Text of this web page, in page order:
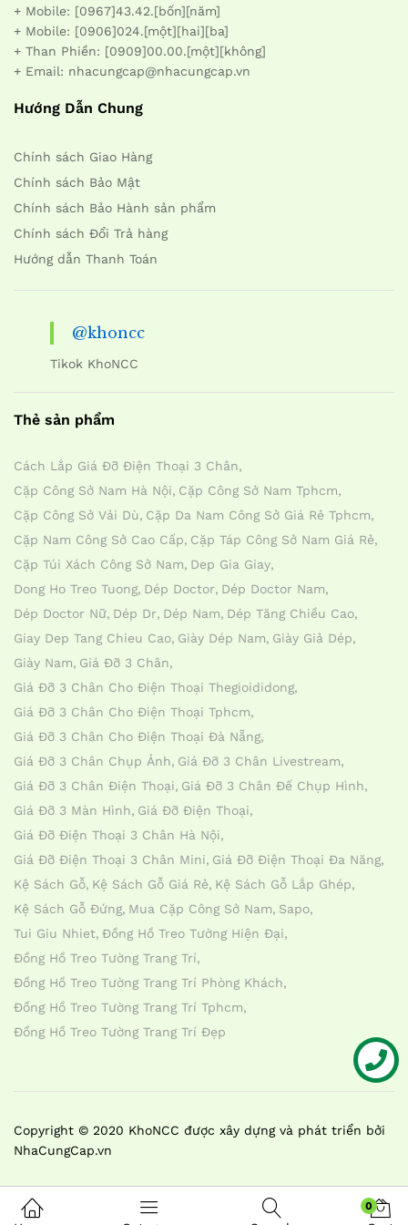
+ Mobile: [0967]43.42.[bốn][năm]
+ Mobile: [0906]024.[một][hai][ba]
+ Than Phiền: [0909]00.00.[một][không]
+ Email: nhacungcap@nhacungcap.vn
Hướng Dẫn Chung
Chính sách Giao Hàng
Chính sách Bảo Mật
Chính sách Bảo Hành sản phẩm
Chính sách Đổi Trả hàng
Hướng dẫn Thanh Toán
@khoncc
Tikok KhoNCC
Thẻ sản phẩm
Cách Lắp Giá Đỡ Điện Thoại 3 Chân
Cặp Công Sở Nam Hà Nội Cặp Công Sở Nam Tphcm
Cặp Công Sở Vải Dù Cặp Da Nam Công Sở Giá Rẻ Tphcm
Cặp Nam Công Sở Cao Cấp Cặp Táp Công Sở Nam Giá Rẻ
Cặp Túi Xách Công Sở Nam Dep Gia Giay
Dong Ho Treo Tuong Dép Doctor Dép Doctor Nam
Dép Doctor Nữ Dép Dr Dép Nam Dép Tăng Chiều Cao
Giay Dep Tang Chieu Cao Giày Dép Nam Giày Giả Dép
Giày Nam Giá Đỡ 3 Chân
Giá Đỡ 3 Chân Cho Điện Thoại Thegioididong
Giá Đỡ 3 Chân Cho Điện Thoại Tphcm
Giá Đỡ 3 Chân Cho Điện Thoại Đà Nẵng
Giá Đỡ 3 Chân Chụp Ảnh Giá Đỡ 3 Chân Livestream
Giá Đỡ 3 Chân Điện Thoại Giá Đỡ 3 Chân Đế Chụp Hình
Giá Đỡ 3 Màn Hình Giá Đỡ Điện Thoại
Giá Đỡ Điện Thoại 3 Chân Hà Nội
Giá Đỡ Điện Thoại 3 Chân Mini Giá Đỡ Điện Thoại Đa Năng
Kệ Sách Gỗ Kệ Sách Gỗ Giá Rẻ Kệ Sách Gỗ Lắp Ghép
Kệ Sách Gỗ Đứng Mua Cặp Công Sở Nam Sapo
Tui Giu Nhiet Đồng Hồ Treo Tường Hiện Đại
Đồng Hồ Treo Tường Trang Trí
Đồng Hồ Treo Tường Trang Trí Phòng Khách
Đồng Hồ Treo Tường Trang Trí Tphcm
Đồng Hồ Treo Tường Trang Trí Đẹp
Copyright © 2020 KhoNCC được xây dựng và phát triển bởi
NhaCungCap.vn
0
Liên hệ